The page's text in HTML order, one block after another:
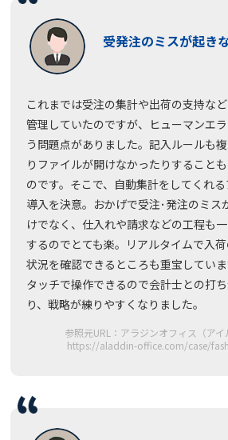
受発注のミスが起き
これまでは受注の集計や出荷の支持な
管理していたのですが、ヒューマンエ
う問題点がありました。記入ルールも
りファイルが開けなかったりすること
のです。そこで、自動集計をしてくれ
導入を決意。おかげで受注･発注のミス
けでなく、仕入れや請求などの工程も
するのでとても楽。リアルタイムで入
状況を確認できるところも重宝してい
タッチで操作できるので会計士との打
り、戦略が練りやすくなりました。
参照元URL：アラジンオフィス（ア
https://aladdin-office.com/case/